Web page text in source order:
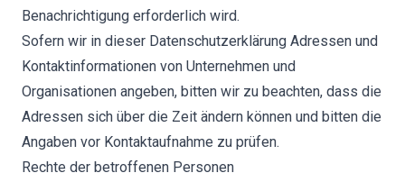
Benachrichtigung erforderlich wird.
Sofern wir in dieser Datenschutzerklärung Adressen und
Kontaktinformationen von Unternehmen und
Organisationen angeben, bitten wir zu beachten, dass die
Adressen sich über die Zeit ändern können und bitten die
Angaben vor Kontaktaufnahme zu prüfen.
Rechte der betroffenen Personen